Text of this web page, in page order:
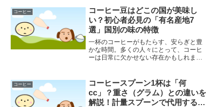
くの人々を惹きつけてやみません。しか
し、そ...
コーヒー
コーヒー豆はどこの国が美味し
い？初心者必見の「有名産地7
選」国別の味の特徴
一杯のコーヒーがもたらす、安らぎと豊
かな時間。多くの人々にとって、コーヒ
ーは日常に欠かせない存在かもしれませ
ー豆が美味しいのだろう？」という素朴
な疑問に突き当たることが...
コーヒー
コーヒースプーン1杯は「何
cc」？重さ（グラム）との違いを
解説！計量スプーンで代用する時